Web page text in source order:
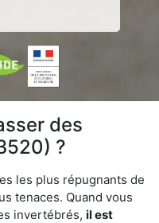
des
?
les plus répugnants de
tenaces. Quand vous
invertébrés, il est